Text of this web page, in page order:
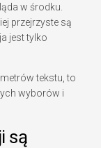
w środku.
przejrzyste są
jest tylko
tekstu, to
wyborów i
są